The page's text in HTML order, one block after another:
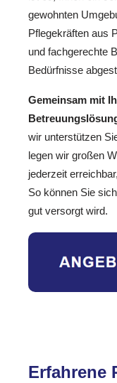
gewohnten
Pflegekräften aus
und fachgerechte
Bedürfnisse
Gemeinsam mit
wir unterstützen
legen wir großen
jederzeit
So können Sie
gut versorgt wird.
Erfahrene